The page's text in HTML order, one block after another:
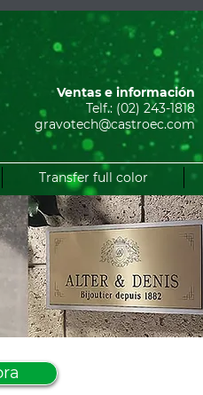
Ventas e información
Telf.: (02) 243-1818
gravotech@castroec.com
Transfer full color